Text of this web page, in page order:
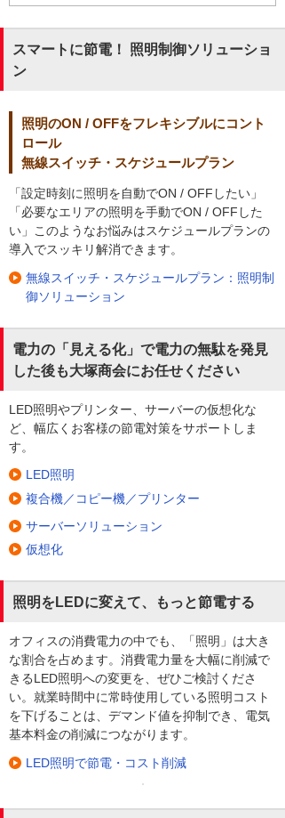
スイッチなら照明のON / OFFを無線で制御
できます。
個別にスイッチをつけたり、オフィスに合
す。スイッチの割り当ては、後からパソコ
ンから変更できます。
オフィス以外の工場や倉庫などでも便利で
す。例えば、工場では無線スイッチで作業
場所だけを明るくすることができます。
そして、倉庫では荷物でスイッチが隠れて
も大丈夫です。しかも、電力の見える化
ゲン型LED、オフィスには直管型LED。大塚
商会なら、ビル全体のエネルギー管理、
BEMSにも対応しています。LED照明とプラ
スマートに節電！ 照明制御ソリューショ
ン
照明のON / OFFをフレキシブルにコント
ロール
無線スイッチ・スケジュールプラン
「設定時刻に照明を自動でON / OFFしたい」
「必要なエリアの照明を手動でON / OFFした
い」このようなお悩みはスケジュールプランの
導入でスッキリ解消できます。
無線スイッチ・スケジュールプラン：照明制
御ソリューション
電力の「見える化」で電力の無駄を発見
した後も大塚商会にお任せください
LED照明やプリンター、サーバーの仮想化な
ど、幅広くお客様の節電対策をサポートしま
す。
LED照明
複合機／コピー機／プリンター
サーバーソリューション
仮想化
照明をLEDに変えて、もっと節電する
オフィスの消費電力の中でも、「照明」は大き
な割合を占めます。消費電力量を大幅に削減で
きるLED照明への変更を、ぜひご検討くださ
い。就業時間中に常時使用している照明コスト
を下げることは、デマンド値を抑制でき、電気
基本料金の削減につながります。
LED照明で節電・コスト削減